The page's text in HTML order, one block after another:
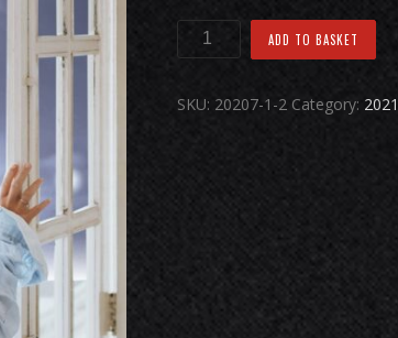
ADD TO BASKET
SKU: 20207-1-2 Category: 2021